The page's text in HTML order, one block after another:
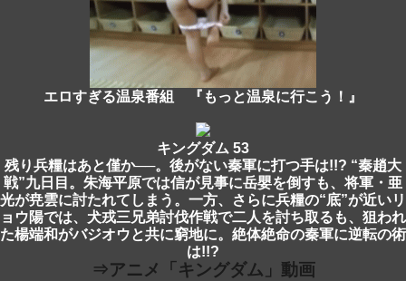
エロすぎる温泉番組 『もっと温泉に行こう！』
キングダム 53
残り兵糧はあと僅か──。後がない秦軍に打つ手は!!? “秦趙大
戦”九日目。朱海平原では信が見事に岳嬰を倒すも、将軍・亜
光が尭雲に討たれてしまう。一方、さらに兵糧の“底”が近いリ
ョウ陽では、犬戎三兄弟討伐作戦で二人を討ち取るも、狙われ
た楊端和がバジオウと共に窮地に。絶体絶命の秦軍に逆転の術
は!!?
⇒アニメ「キングダム」動画